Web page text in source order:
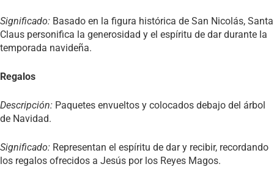
Significado: Basado en la figura histórica de San Nicolás, Santa
Claus personifica la generosidad y el espíritu de dar durante la
temporada navideña.
Regalos
Descripción: Paquetes envueltos y colocados debajo del árbol
de Navidad.
Significado: Representan el espíritu de dar y recibir, recordando
los regalos ofrecidos a Jesús por los Reyes Magos.